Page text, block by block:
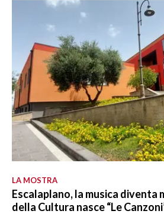
LA MOSTRA
Escalaplano, la musica diventa
della Cultura nasce “Le